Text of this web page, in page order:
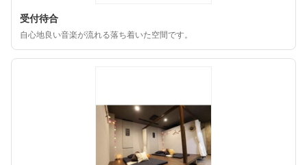
受付待合
自心地良い音楽が流れる落ち着いた空間です。